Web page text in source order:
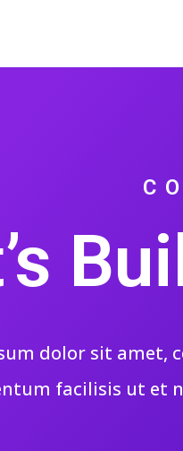
dolor sit amet,
facilisis ut et